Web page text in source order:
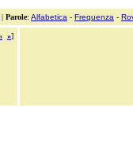
| Parole: Alfabetica - Frequenza -
»]